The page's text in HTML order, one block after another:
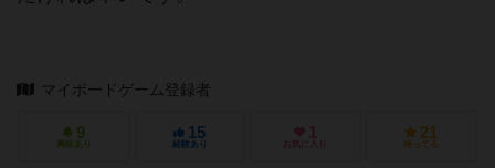
マイボードゲーム登録者
9
興味あり
15
経験あり
1
お気に入り
21
持ってる